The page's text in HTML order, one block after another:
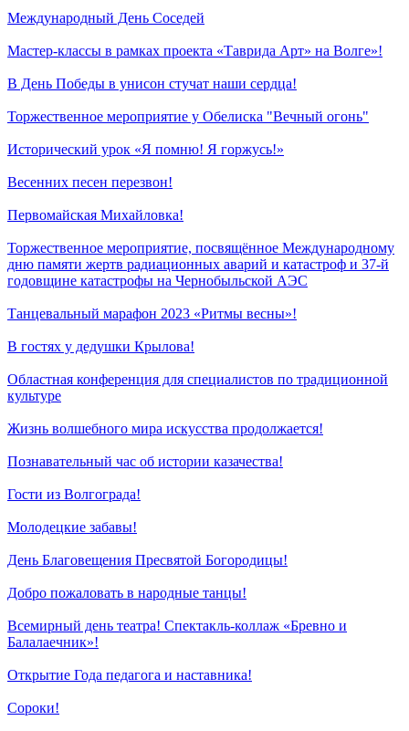
Международный День Соседей
Мастер-классы в рамках проекта «Таврида Арт» на Волге»!
В День Победы в унисон стучат наши сердца!
Торжественное мероприятие у Обелиска "Вечный огонь"
Исторический урок «Я помню! Я горжусь!»
Весенних песен перезвон!
Первомайская Михайловка!
Торжественное мероприятие, посвящённое Международному
дню памяти жертв радиационных аварий и катастроф и 37-й
годовщине катастрофы на Чернобыльской АЭС
Танцевальный марафон 2023 «Ритмы весны»!
В гостях у дедушки Крылова!
Областная конференция для специалистов по традиционной
культуре
Жизнь волшебного мира искусства продолжается!
Познавательный час об истории казачества!
Гости из Волгограда!
Молодецкие забавы!
День Благовещения Пресвятой Богородицы!
Добро пожаловать в народные танцы!
Всемирный день театра! Спектакль-коллаж «Бревно и
Балалаечник»!
Открытие Года педагога и наставника!
Сороки!